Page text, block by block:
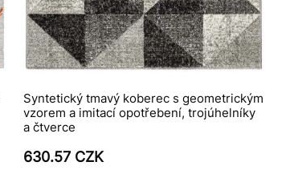
Syntetický tmavý koberec s geometrickým
vzorem a imitací opotřebení, trojúhelníky
a čtverce
630.57 CZK